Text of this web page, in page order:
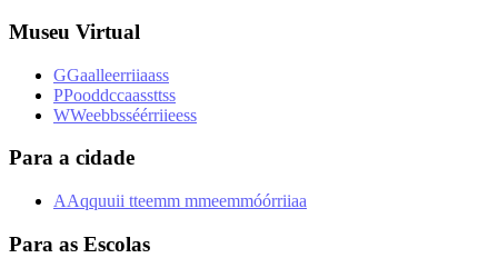
Museu Virtual
GGaalleerriiaass
PPooddccaassttss
WWeebbsséérriieess
Para a cidade
AAqquuii tteemm mmeemmóórriiaa
Para as Escolas